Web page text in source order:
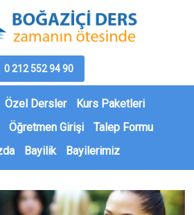
0 212 552 94 90
Özel Dersler
Kurs Paketleri
Öğretmen Girişi
Talep Formu
Bayilik Bayilerimiz